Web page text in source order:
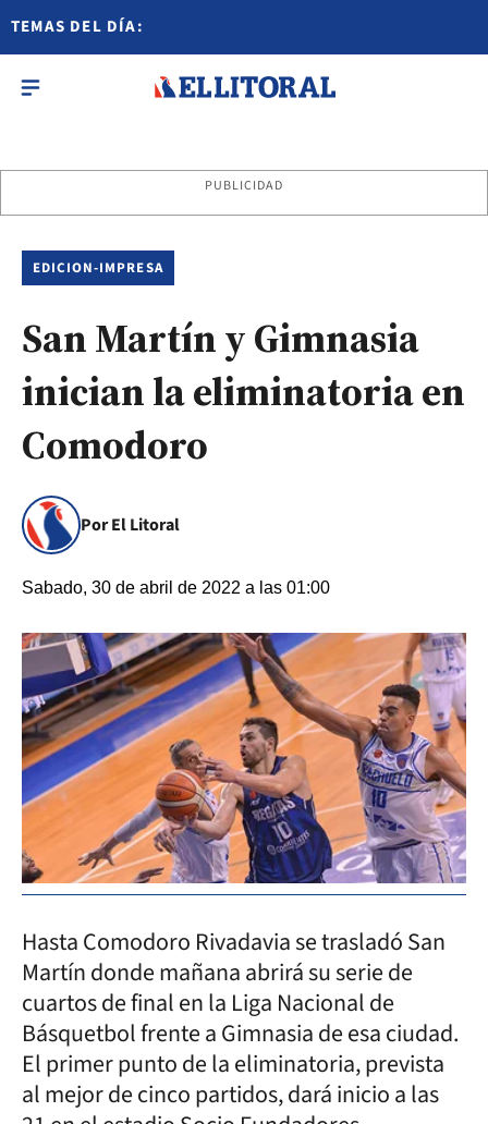
TEMAS DEL DÍA:
PUBLICIDAD
EDICION-IMPRESA
San Martín y Gimnasia
inician la eliminatoria en
Comodoro
Por El Litoral
Sabado, 30 de abril de 2022 a las 01:00
Hasta Comodoro Rivadavia se trasladó San
Martín donde mañana abrirá su serie de
cuartos de final en la Liga Nacional de
Básquetbol frente a Gimnasia de esa ciudad.
El primer punto de la eliminatoria, prevista
al mejor de cinco partidos, dará inicio a las